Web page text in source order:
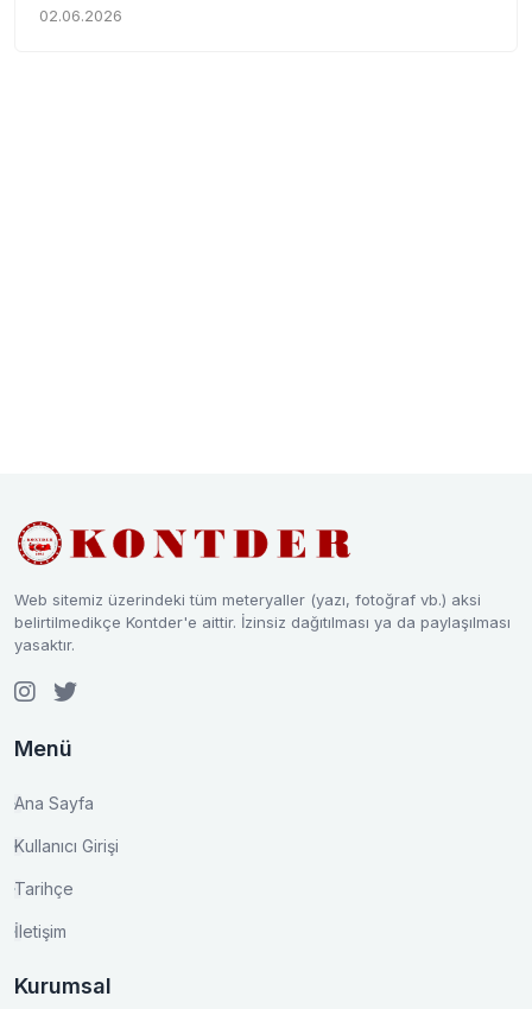
02.06.2026
Web sitemiz üzerindeki tüm meteryaller (yazı, fotoğraf vb.) aksi
belirtilmedikçe Kontder'e aittir. İzinsiz dağıtılması ya da paylaşılması
yasaktır.
Menü
Ana Sayfa
Kullanıcı Girişi
Tarihçe
İletişim
Kurumsal